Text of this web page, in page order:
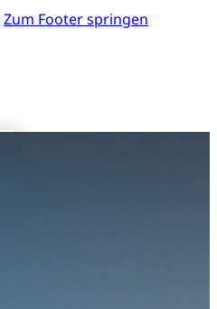
Zum Footer springen